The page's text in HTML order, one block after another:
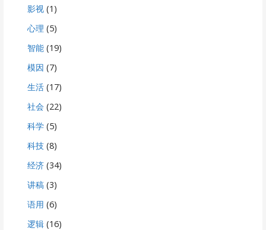
影视 (1)
心理 (5)
智能 (19)
模因 (7)
生活 (17)
社会 (22)
科学 (5)
科技 (8)
经济 (34)
讲稿 (3)
语用 (6)
逻辑 (16)